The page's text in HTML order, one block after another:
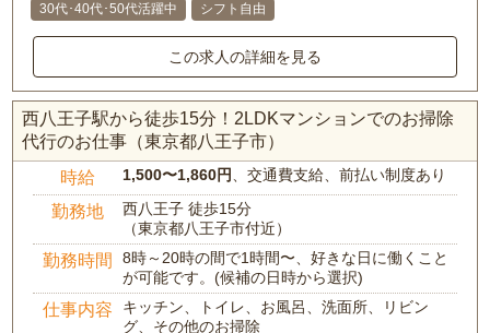
30代･40代･50代活躍中
シフト自由
この求人の詳細を見る
西八王子駅から徒歩15分！2LDKマンションでのお掃除
代行のお仕事（東京都八王子市）
時給 1,500〜1,860円、交通費支給、前払い制度あり
勤務地
西八王子 徒歩15分
（東京都八王子市付近）
勤務時間
8時～20時の間で1時間〜、好きな日に働くこと
が可能です。(候補の日時から選択)
仕事内容
キッチン、トイレ、お風呂、洗面所、リビン
グ、その他のお掃除